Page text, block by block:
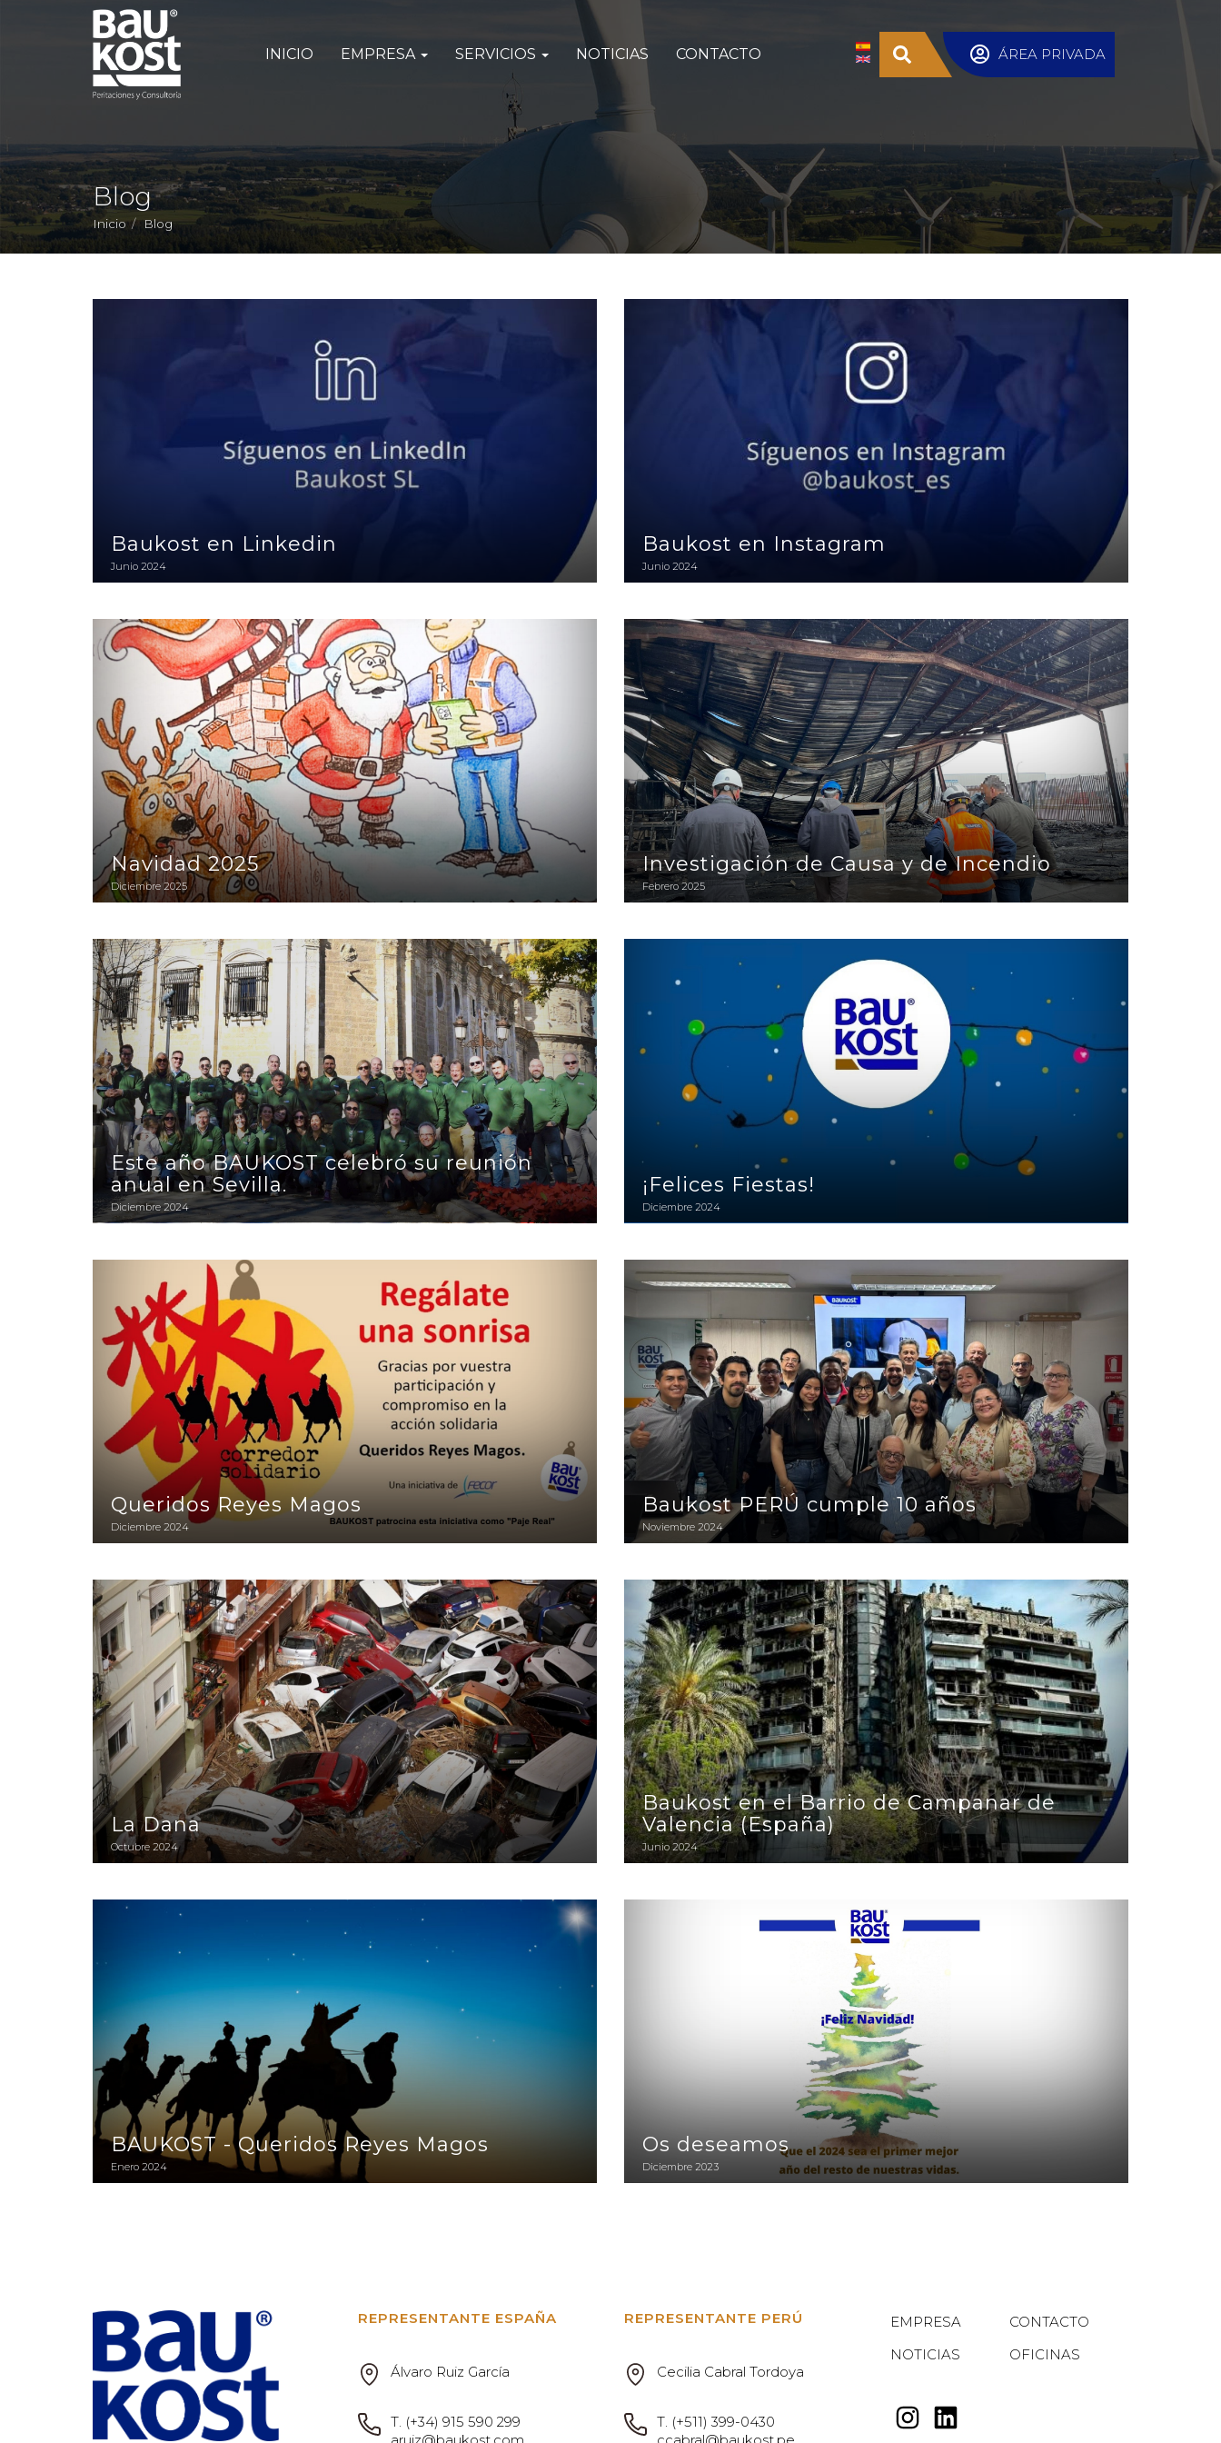
ÁREA PRIVADA
principal
INICIO EMPRESA SERVICIOS NOTICIAS CONTACTO
Blog
Inicio Blog
Junio 2024
Baukost en Linkedin
Junio 2024
Baukost en Instagram
Baukost en Instagram
Diciembre 2025
Navidad 2025
Navidad 2025
Febrero 2025
Investigación de Causa y de Incendio
Investigación de Causa y de Incendio
Diciembre 2024
Este año BAUKOST celebró su reunión anual en Sevilla.
Este año BAUKOST celebró su reunión
anual en Sevilla.
Diciembre 2024
¡Felices Fiestas!
Diciembre 2024
Queridos Reyes Magos
Queridos Reyes Magos
Noviembre 2024
Baukost PERÚ cumple 10 años
Baukost PERÚ cumple 10 años
Octubre 2024
La Dana
La Dana
Junio 2024
Baukost en el Barrio de Campanar de Valencia (España)
Baukost en el Barrio de Campanar de
Valencia (España)
Enero 2024
BAUKOST - Queridos Reyes Magos
BAUKOST - Queridos Reyes Magos
Diciembre 2023
Os deseamos
REPRESENTANTE ESPAÑA
Álvaro Ruiz García
T. (+34) 915 590 299
REPRESENTANTE PERÚ
Cecilia Cabral Tordoya
T. (+511) 399-0430
EMPRESA
CONTACTO
NOTICIAS
OFICINAS